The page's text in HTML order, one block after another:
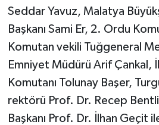
Seddar Yavuz, Malatya
Başkanı Sami Er, 2. Ordu
Komutan vekili Tuğgeneral
Emniyet Müdürü Arif Çankal,
Komutanı Tolunay Başer,
rektörü Prof. Dr. Recep
Başkanı Prof. Dr. İlhan Geçit